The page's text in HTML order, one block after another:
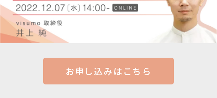
お申し込みはこちら